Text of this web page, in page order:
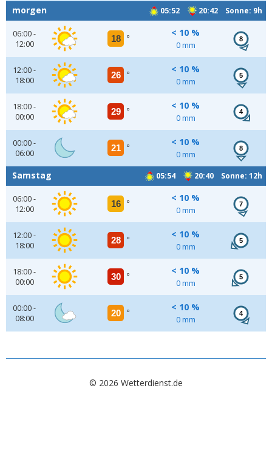
05:52 20:42 Sonne: 9h
morgen
06:00 -
12:00
18 °
< 10 %
0 mm
8
12:00 -
18:00
26 °
< 10 %
0 mm
5
18:00 -
00:00
29 °
< 10 %
0 mm
4
00:00 -
06:00
21 °
< 10 %
0 mm
8
05:54 20:40 Sonne: 12h
Samstag
06:00 -
12:00
16 °
< 10 %
0 mm
7
12:00 -
18:00
28 °
< 10 %
0 mm
5
18:00 -
00:00
30 °
< 10 %
0 mm
5
00:00 -
08:00
20 °
< 10 %
0 mm
4
© 2026 Wetterdienst.de